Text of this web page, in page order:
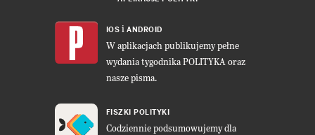
IOS i ANDROID
W aplikacjach publikujemy pełne
wydania tygodnika POLITYKA oraz
nasze pisma.
FISZKI POLITYKI
Codziennie podsumowujemy dla